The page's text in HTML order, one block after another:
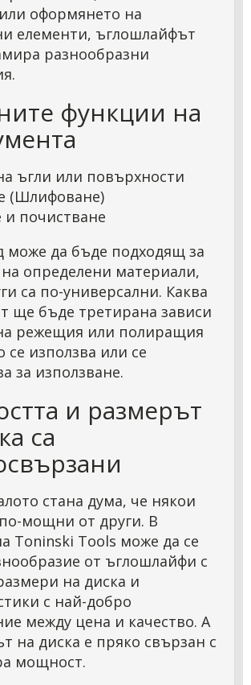
оформянето на
елементи, ъглошлайфът
разнообразни
функции на
ъгли или повърхности
(Шлифоване)
почистване
може да бъде подходящ за
определени материали,
са по-универсални. Каква
ще бъде третирана зависи
режещия или полиращия
се използва или се
за използване.
и размерът
са
стана дума, че някои
мощни от други. В
Toninski Tools може да се
от ъглошлайфи с
на диска и
с най-добро
между цена и качество. А
на диска е пряко свързан с
мощност.